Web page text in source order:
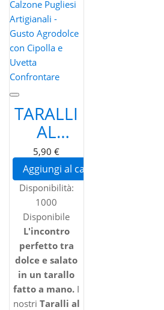
Confrontare
TARALLI
AL
CALZONE
PUGLIESI
ARTIGIANALI
- GUSTO
AGRODOLCE
CON
CIPOLLA
E
UVETTA
5,90 €
Aggiungi al carrello
Disponibilità:
1000
Disponibile
L'incontro
perfetto tra
dolce e salato
in un tarallo
fatto a mano. I
nostri Taralli al